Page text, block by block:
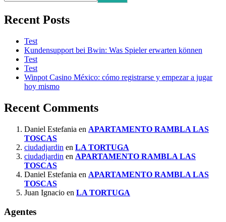
Recent Posts
Test
Kundensupport bei Bwin: Was Spieler erwarten können
Test
Test
Winpot Casino México: cómo registrarse y empezar a jugar
hoy mismo
Recent Comments
Daniel Estefania en APARTAMENTO RAMBLA LAS
TOSCAS
ciudadjardin en LA TORTUGA
ciudadjardin en APARTAMENTO RAMBLA LAS
TOSCAS
Daniel Estefania en APARTAMENTO RAMBLA LAS
TOSCAS
Juan Ignacio en LA TORTUGA
Agentes